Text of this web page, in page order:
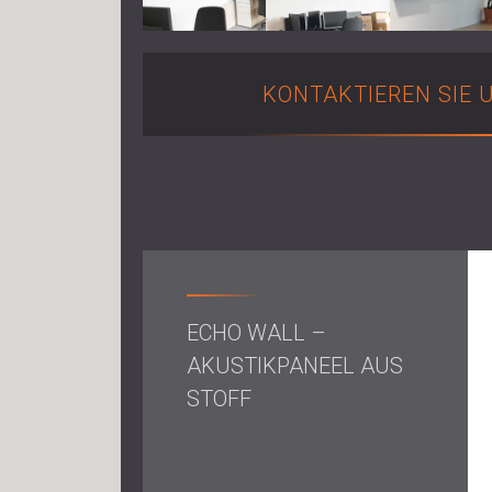
KONTAKTIEREN SIE
ECHO WALL –
AKUSTIKPANEEL AUS
STOFF